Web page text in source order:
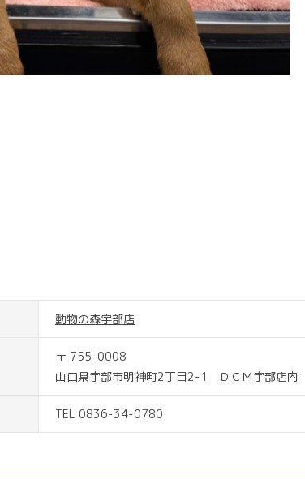
動物の森宇部店
〒 755-0008
山口県宇部市明神町2丁目2-1 ＤＣＭ宇部店内
TEL 0836-34-0780